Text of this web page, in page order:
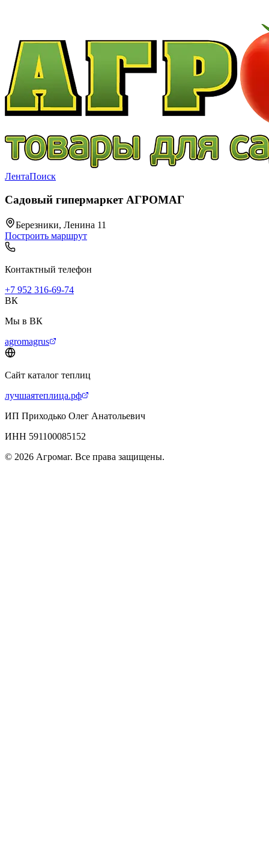
ЛентаПоиск
Садовый гипермаркет АГРОМАГ
Березники, Ленина 11
Построить маршрут
Контактный телефон
+7 952 316-69-74
ВК
Мы в ВК
agromagrus
Сайт каталог теплиц
лучшаятеплица.рф
ИП Приходько Олег Анатольевич
ИНН 591100085152
© 2026 Агромаг. Все права защищены.